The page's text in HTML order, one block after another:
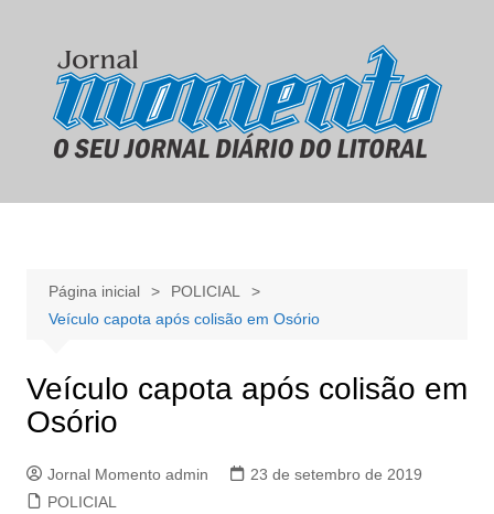
conteúdo
Página inicial
POLICIAL
Veículo capota após colisão em Osório
Veículo capota após colisão em
Osório
Jornal Momento admin
23 de setembro de 2019
POLICIAL